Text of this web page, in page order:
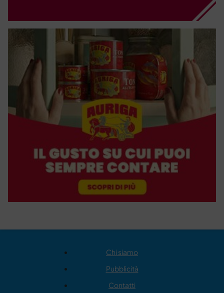
Chi siamo
Pubblicità
Contatti